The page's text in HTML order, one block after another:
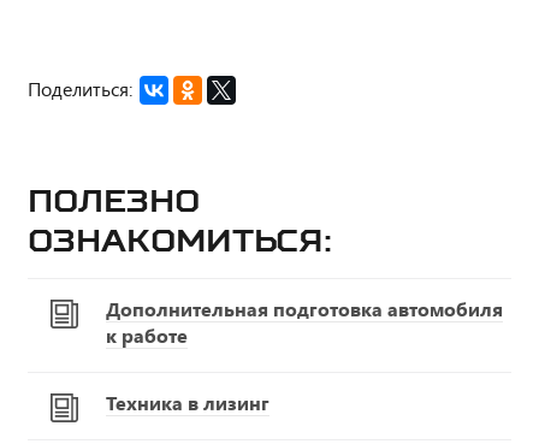
Поделиться:
Полезно
ознакомиться:
Дополнительная подготовка автомобиля
к работе
Техника в лизинг